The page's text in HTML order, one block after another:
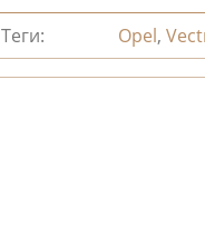
Теги: Opel,